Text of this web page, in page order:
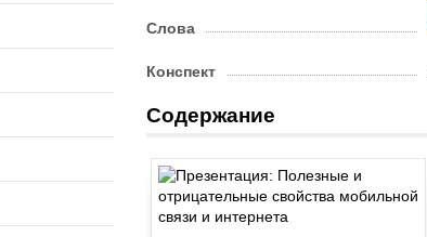
Слова
Конспект
Содержание